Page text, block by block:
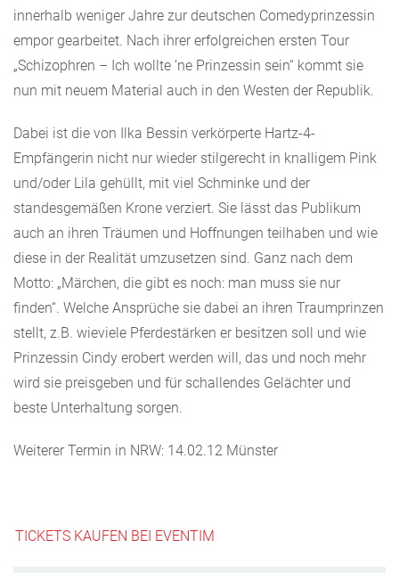
innerhalb weniger Jahre zur deutschen Comedyprinzessin
empor gearbeitet. Nach ihrer erfolgreichen ersten Tour
„Schizophren – Ich wollte ’ne Prinzessin sein“ kommt sie
nun mit neuem Material auch in den Westen der Republik.
Dabei ist die von Ilka Bessin verkörperte Hartz-4-
Empfängerin nicht nur wieder stilgerecht in knalligem Pink
und/oder Lila gehüllt, mit viel Schminke und der
standesgemäßen Krone verziert. Sie lässt das Publikum
auch an ihren Träumen und Hoffnungen teilhaben und wie
diese in der Realität umzusetzen sind. Ganz nach dem
Motto: „Märchen, die gibt es noch: man muss sie nur
finden“. Welche Ansprüche sie dabei an ihren Traumprinzen
stellt, z.B. wieviele Pferdestärken er besitzen soll und wie
Prinzessin Cindy erobert werden will, das und noch mehr
wird sie preisgeben und für schallendes Gelächter und
beste Unterhaltung sorgen.
Weiterer Termin in NRW: 14.02.12 Münster
TICKETS KAUFEN BEI EVENTIM